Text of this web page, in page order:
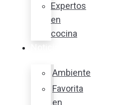
Expertos
en
cocina
Ambiente
Favorita
en